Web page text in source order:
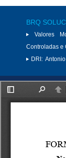
BRQ
Valores
Controladas e
DRI: